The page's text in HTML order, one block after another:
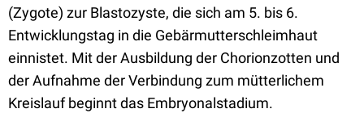
(Zygote) zur Blastozyste, die sich am 5. bis 6.
Entwicklungstag in die Gebärmutterschleimhaut
einnistet. Mit der Ausbildung der Chorionzotten und
der Aufnahme der Verbindung zum mütterlichem
Kreislauf beginnt das Embryonalstadium.